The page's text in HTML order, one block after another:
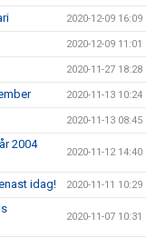
2020-12-09 16:09
2020-12-09 11:01
2020-11-27 18:28
2020-11-13 10:24
2020-11-13 08:45
2004
2020-11-12 14:40
idag! 2020-11-11 10:29
2020-11-07 10:31